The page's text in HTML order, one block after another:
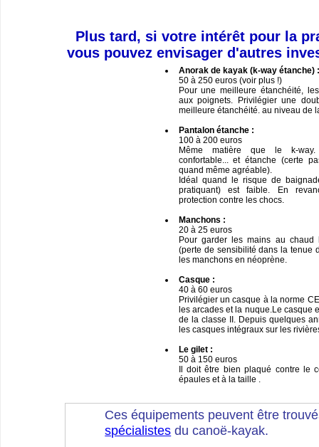
Plus tard, si votre intérêt pour la
vous pouvez envisager d'autres
Anorak de kayak (k-way étanche) :
50 à 250 euros (voir plus !)
Pour une meilleure étanchéité,
aux poignets. Privilégier une
meilleure étanchéité. au niveau de
Pantalon étanche :
100 à 200 euros
Même matière que le k-
confortable... et étanche (certe
quand même agréable).
Idéal quand le risque de
pratiquant) est faible. En
protection contre les chocs.
Manchons :
20 à 25 euros
Pour garder les mains au chaud
(perte de sensibilité dans la tenue
les manchons en néoprène.
Casque :
40 à 60 euros
Privilégier un casque à la norme
les arcades et la nuque.Le casque
de la classe II. Depuis quelques
les casques intégraux sur les
Le gilet :
50 à 150 euros
Il doit être bien plaqué contre le
épaules et à la taille .
Ces équipements peuvent être
spécialistes du canoë-kayak.